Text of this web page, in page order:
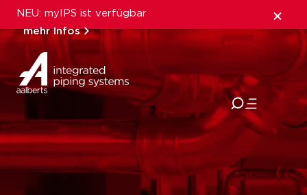
NEU: myIPS ist verfügbar
mehr Infos
schließen